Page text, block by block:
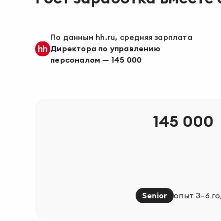
По данным hh.ru, средняя зарплата
Директора по управлению
персоналом — 145 000
145 000
Senior опыт 3–6